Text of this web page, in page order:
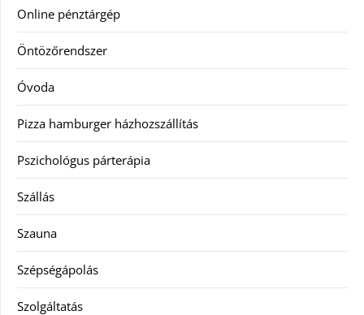
Online pénztárgép
Öntözőrendszer
Óvoda
Pizza hamburger házhozszállítás
Pszichológus párterápia
Szállás
Szauna
Szépségápolás
Szolgáltatás